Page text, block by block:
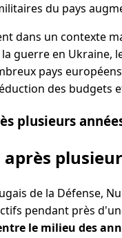
du pays
dans un contexte
guerre en Ukraine,
pays
des budgets
plusieurs
de la Défense,
pendant près
le milieu des